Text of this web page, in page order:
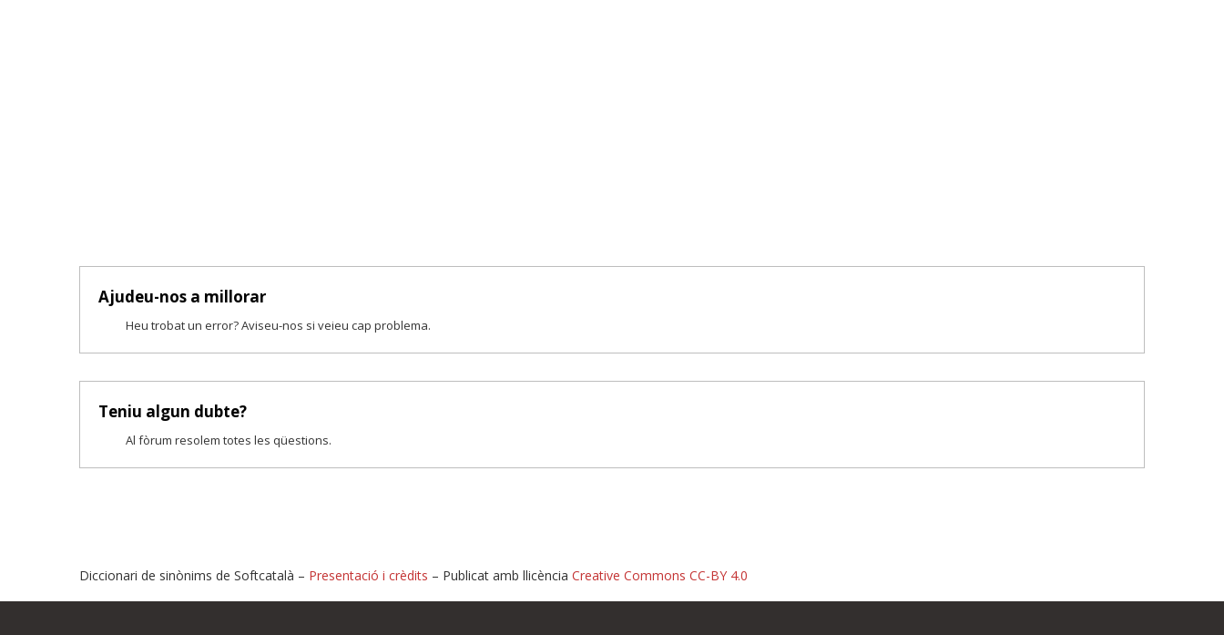
Ajudeu-nos a millorar
Heu trobat un error? Aviseu-nos si veieu cap problema.
Teniu algun dubte?
Al fòrum resolem totes les qüestions.
Diccionari de sinònims de Softcatalà – Presentació i crèdits – Publicat amb llicència Creative Commons CC-BY 4.0